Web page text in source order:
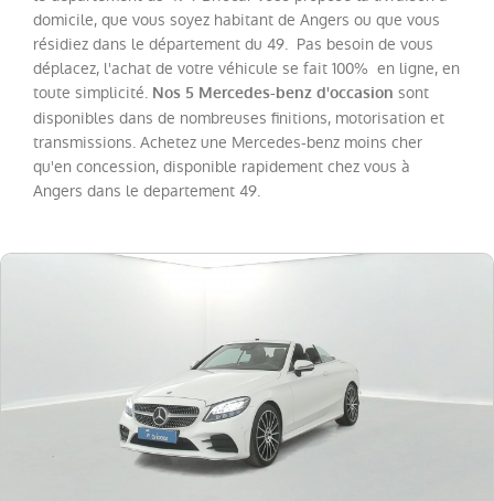
Kilométrage
Prix
Puissance
Equipement
domicile, que vous soyez habitant de Angers ou que vous
résidiez dans le département du 49. Pas besoin de vous
déplacez, l'achat de votre véhicule se fait 100% en ligne, en
toute simplicité. Nos 5 Mercedes-benz d'occasion sont
disponibles dans de nombreuses finitions, motorisation et
transmissions. Achetez une Mercedes-benz moins cher
qu'en concession, disponible rapidement chez vous à
Angers dans le departement 49.